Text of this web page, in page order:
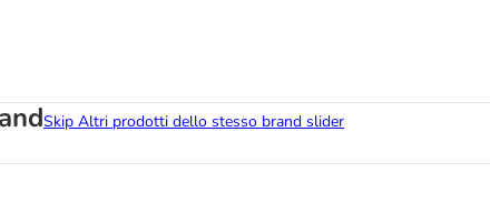
Skip Altri prodotti dello stesso brand slider